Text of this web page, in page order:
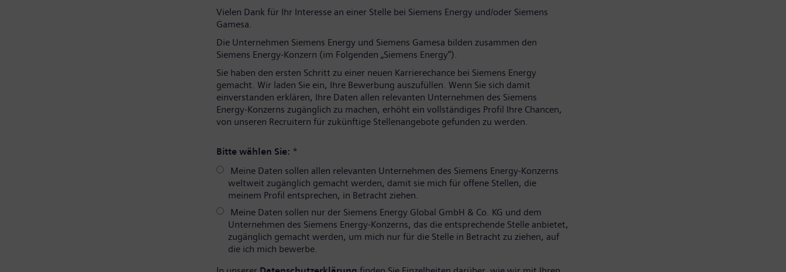
Vielen Dank für Ihr Interesse an einer Stelle bei Siemens Energy und/oder Siemens
Gamesa.
Die Unternehmen Siemens Energy und Siemens Gamesa bilden zusammen den
Siemens Energy-Konzern (im Folgenden „Siemens Energy“).
Sie haben den ersten Schritt zu einer neuen Karrierechance bei Siemens Energy
gemacht. Wir laden Sie ein, Ihre Bewerbung auszufüllen. Wenn Sie sich damit
einverstanden erklären, Ihre Daten allen relevanten Unternehmen des Siemens
Energy-Konzerns zugänglich zu machen, erhöht ein vollständiges Profil Ihre Chancen,
von unseren Recruitern für zukünftige Stellenangebote gefunden zu werden.
Bitte wählen Sie: *
Meine Daten sollen allen relevanten Unternehmen des Siemens Energy-Konzerns
weltweit zugänglich gemacht werden, damit sie mich für offene Stellen, die
meinem Profil entsprechen, in Betracht ziehen.
Meine Daten sollen nur der Siemens Energy Global GmbH & Co. KG und dem
Unternehmen des Siemens Energy-Konzerns, das die entsprechende Stelle anbietet,
zugänglich gemacht werden, um mich nur für die Stelle in Betracht zu ziehen, auf
die ich mich bewerbe.